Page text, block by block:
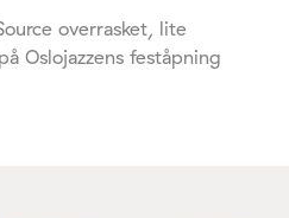
overrasket, lite
Oslojazzens feståpning